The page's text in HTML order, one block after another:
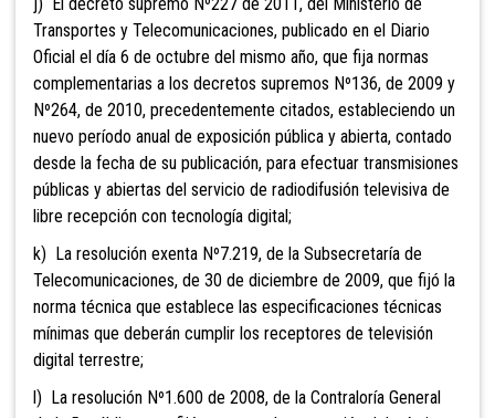
Transportes y Telecomunicaciones, publicado en el Diario
Oficial el día 6 de octubre del mismo año, que fija normas
complementarias a los decretos supremos Nº136, de 2009 y
Nº264, de 2010, precedentemente citados, estableciendo un
nuevo período anual de exposición pública y abierta, contado
desde la fecha de su publicación, para efectuar transmisiones
públicas y abiertas del servicio de radiodifusión televisiva de
libre recepción con tecnología digital;
k) La resolución exenta Nº7.219, de la Subsecretaría de
Telecomunicaciones, de 30 de diciembre de 2009, que fijó la
norma técnica que establece las especificaciones técnicas
mínimas que deberán cumplir los receptores de televisión
digital terrestre;
l) La resolución Nº1.600 de 2008, de la Contraloría General